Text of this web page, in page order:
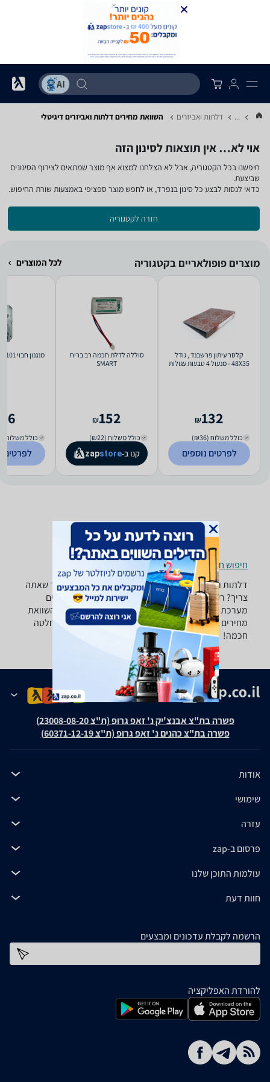
... דלתות ואביזרים השוואת מחירים דלתות ואביזרים ‏דיגיטלי
אוי לא… אין תוצאות לסינון הזה
חיפשנו בכל הקטגוריה, אבל לא הצלחנו למצוא אף מוצר שמתאים לצירוף הסינונים
שביצעת.
כדאי לנסות לבצע כל סינון בנפרד, או לחפש מוצר ספציפי באמצעות שורת החיפוש.
חזרה לקטגוריה
מוצרים פופולאריים בקטגוריה לכל המוצרים
קלסר עיתון פרשבנד , גודל
48X35 - מנעול 4 טבעות עגולות
132
₪
כולל משלוח (₪36)
לפרטים נוספים
סוללה לדלת חכמה רב בריח
SMART
152
₪
כולל משלוח (₪22)
קנו ב- zapstore
מנגנון חבוי 101 מגנום - צילינדר
46
כולל משלוח (₪22)
לפרטים
חיפוש חנויות דלתות ואביזרים לפי עיר
דלתות ואביזרים - ‏דיגיטלי רוצה למצוא את הדלת ואביזר שאתה
צריך? רק בזאפ תמצא מאות ביקורות על דלתות ואביזרים
מערכת סינון מתקדמת לפי סוג המוצר , סוג דלת ועוד, השוואת
מחירים ביותר מאלף חנויות לבית לגן ולמשרד ותקבל החלטה
חכמה!
פשרה בת"צ אבנצ'יק נ' זאפ גרופ (ת"צ 23008-08-20)
פשרה בת"צ כהנים נ' זאפ גרופ (ת"צ 60371-12-19)
אודות
שימושי
עזרה
פרסום ב-zap
עולמות התוכן שלנו
חוות דעת
הרשמה לקבלת עדכונים ומבצעים
להורדת האפליקציה